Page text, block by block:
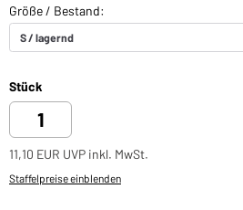
Stück
11,10 EUR UVP inkl. MwSt.
Staffelpreise einblenden